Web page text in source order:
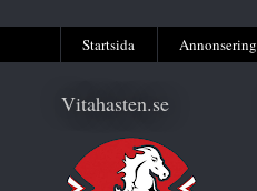
Startsida Annonsering
Vitahasten.se